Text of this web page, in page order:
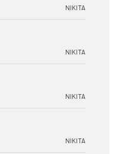
NIKITA
NIKITA
NIKITA
NIKITA